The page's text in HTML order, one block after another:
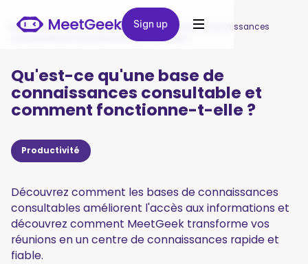
Sign up
Sign up
MeetGeek / Blog / Qu'est-ce qu'une base de connaissances
consultable et comment fonctionne-t-elle ?
Qu'est-ce qu'une base de
connaissances consultable et
comment fonctionne-t-elle ?
Productivité
Découvrez comment les bases de connaissances
consultables améliorent l'accès aux informations et
découvrez comment MeetGeek transforme vos
réunions en un centre de connaissances rapide et
fiable.